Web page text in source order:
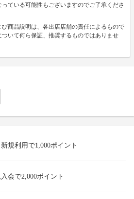
ている可能性もございますのでご了承くださ
商品説明は、各出店店舗の責任によるもので
いて何ら保証、推奨するものではありませ
規利用で1,000ポイント
会で2,000ポイント